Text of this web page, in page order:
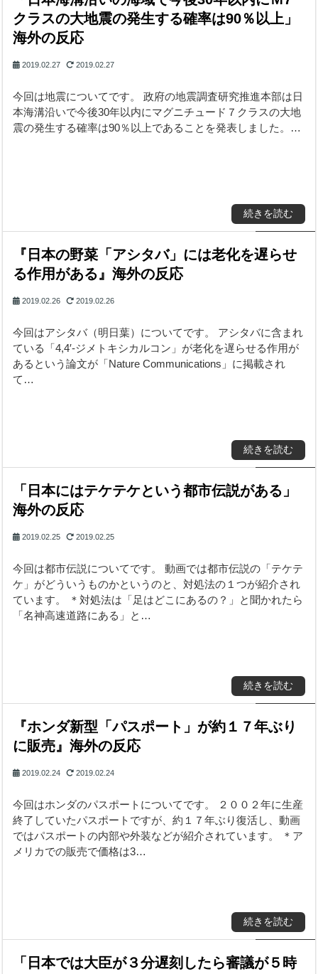
クラスの大地震の発生する確率は90％以上」
海外の反応
2019.02.27 2019.02.27
今回は地震についてです。 政府の地震調査研究推進本部は日
本海溝沿いで今後30年以内にマグニチュード７クラスの大地
震の発生する確率は90％以上であることを発表しました。…
続きを読む
『日本の野菜「アシタバ」には老化を遅らせ
る作用がある』海外の反応
2019.02.26 2019.02.26
今回はアシタバ（明日葉）についてです。 アシタバに含まれ
ている「4,4′-ジメトキシカルコン」が老化を遅らせる作用が
あるという論文が「Nature Communications」に掲載され
て…
続きを読む
「日本にはテケテケという都市伝説がある」
海外の反応
2019.02.25 2019.02.25
今回は都市伝説についてです。 動画では都市伝説の「テケテ
ケ」がどういうものかというのと、対処法の１つが紹介され
ています。 ＊対処法は「足はどこにあるの？」と聞かれたら
「名神高速道路にある」と…
続きを読む
『ホンダ新型「パスポート」が約１７年ぶり
に販売』海外の反応
2019.02.24 2019.02.24
今回はホンダのパスポートについてです。 ２００２年に生産
終了していたパスポートですが、約１７年ぶり復活し、動画
ではパスポートの内部や外装などが紹介されています。 ＊ア
メリカでの販売で価格は3…
続きを読む
「日本では大臣が３分遅刻したら審議が５時